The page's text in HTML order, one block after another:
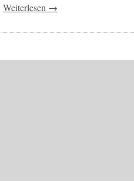
Weiterlesen →